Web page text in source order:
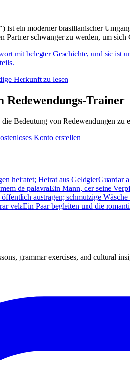
ist ein moderner brasilianischer
Partner schwanger zu werden, um
mit belegter Geschichte, und sie
Herkunft zu lesen
Redewendungs-Trainer
Bedeutung von Redewendungen
Konto erstellen
heiratet; Heirat aus GeldgierGuardar
de palavraEin Mann, der seine
austragen; schmutzige Wäsche
velaEin Paar begleiten und die
grammar exercises, and cultural